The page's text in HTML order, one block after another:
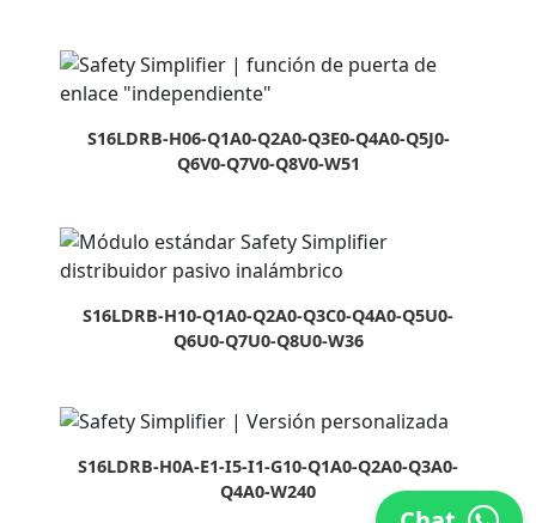
S16LDRB-H06-Q1A0-Q2A0-Q3E0-Q4A0-Q5J0-
Q6V0-Q7V0-Q8V0-W51
S16LDRB-H10-Q1A0-Q2A0-Q3C0-Q4A0-Q5U0-
Q6U0-Q7U0-Q8U0-W36
S16LDRB-H0A-E1-I5-I1-G10-Q1A0-Q2A0-Q3A0-
Q4A0-W240